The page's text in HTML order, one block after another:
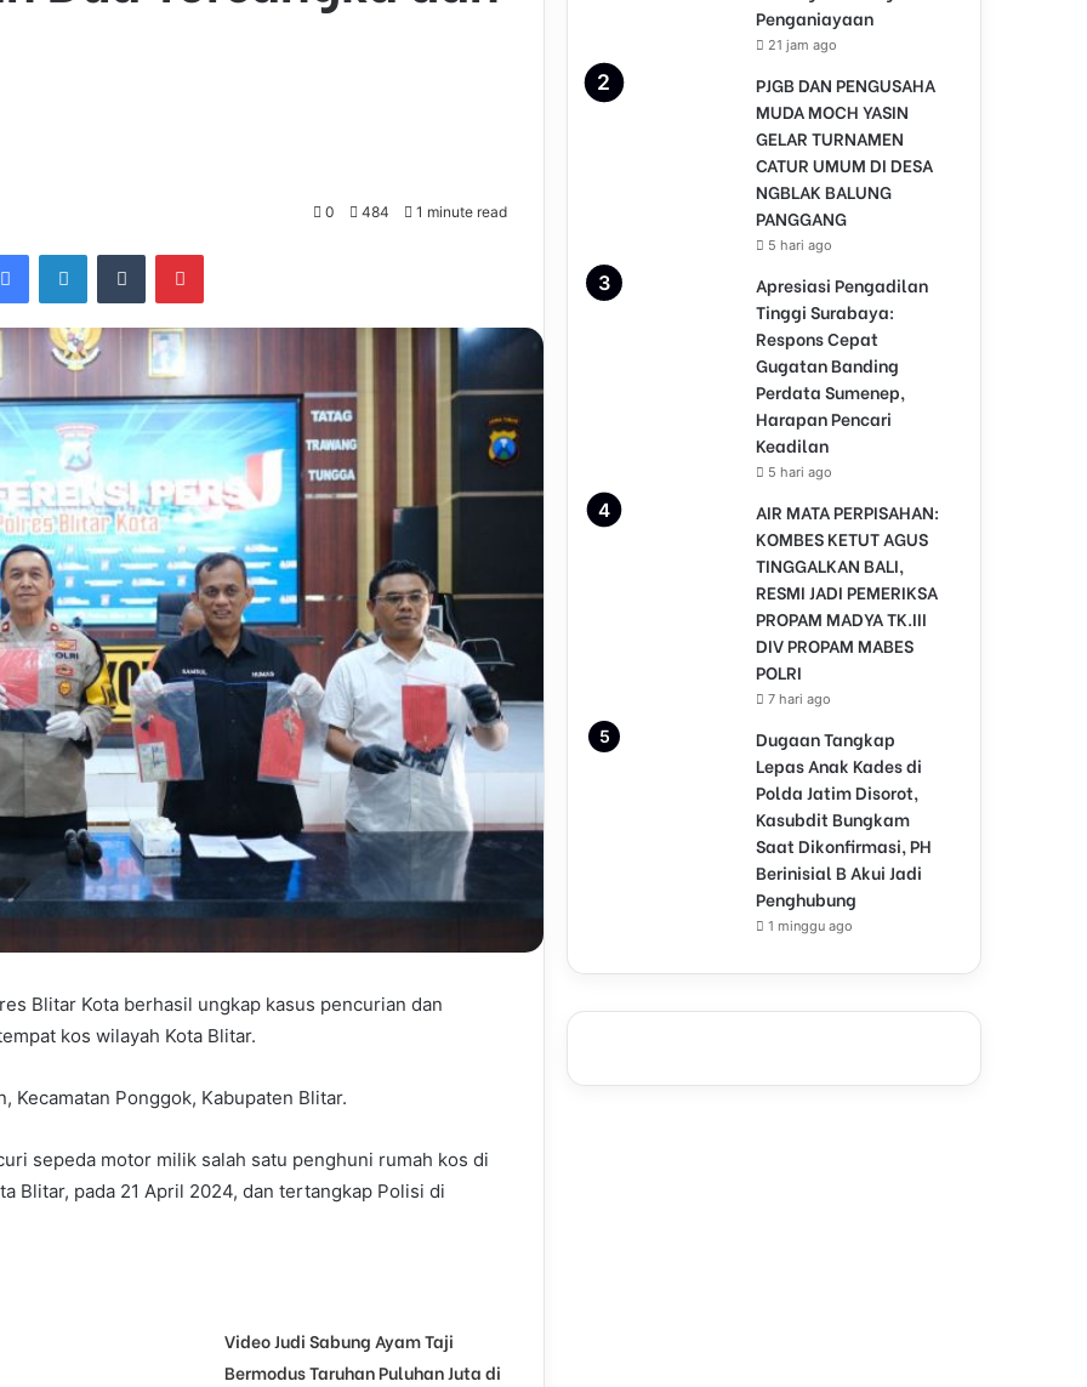
0 484 1 minute read
Blitar Kota berhasil ungkap kasus pencurian dan
kos wilayah Kota Blitar.
Kecamatan Ponggok, Kabupaten Blitar.
sepeda motor milik salah satu penghuni rumah kos di
Blitar, pada 21 April 2024, dan tertangkap Polisi di
Video Judi Sabung Ayam Taji
Bermodus Taruhan Puluhan Juta di
Penganiayaan
21 jam ago
PJGB DAN PENGUSAHA
MUDA MOCH YASIN
GELAR TURNAMEN
CATUR UMUM DI DESA
NGBLAK BALUNG
PANGGANG
5 hari ago
Apresiasi Pengadilan
Tinggi Surabaya:
Respons Cepat
Gugatan Banding
Perdata Sumenep,
Harapan Pencari
Keadilan
5 hari ago
AIR MATA PERPISAHAN:
KOMBES KETUT AGUS
TINGGALKAN BALI,
RESMI JADI PEMERIKSA
PROPAM MADYA TK.III
DIV PROPAM MABES
POLRI
7 hari ago
Dugaan Tangkap
Lepas Anak Kades di
Polda Jatim Disorot,
Kasubdit Bungkam
Saat Dikonfirmasi, PH
Berinisial B Akui Jadi
Penghubung
1 minggu ago